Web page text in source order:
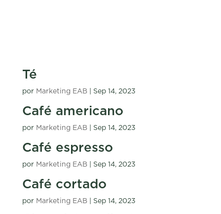
Té
por Marketing EAB| Sep 14, 2023
Café americano
por Marketing EAB| Sep 14, 2023
Café espresso
por Marketing EAB| Sep 14, 2023
Café cortado
por Marketing EAB| Sep 14, 2023